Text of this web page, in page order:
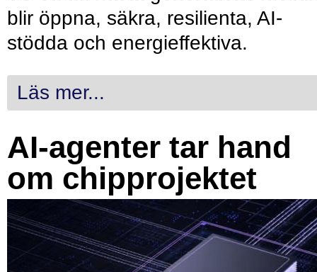
blir öppna, säkra, resilienta, AI-
stödda och energieffektiva.
Läs mer...
AI-agenter tar hand
om chipprojektet